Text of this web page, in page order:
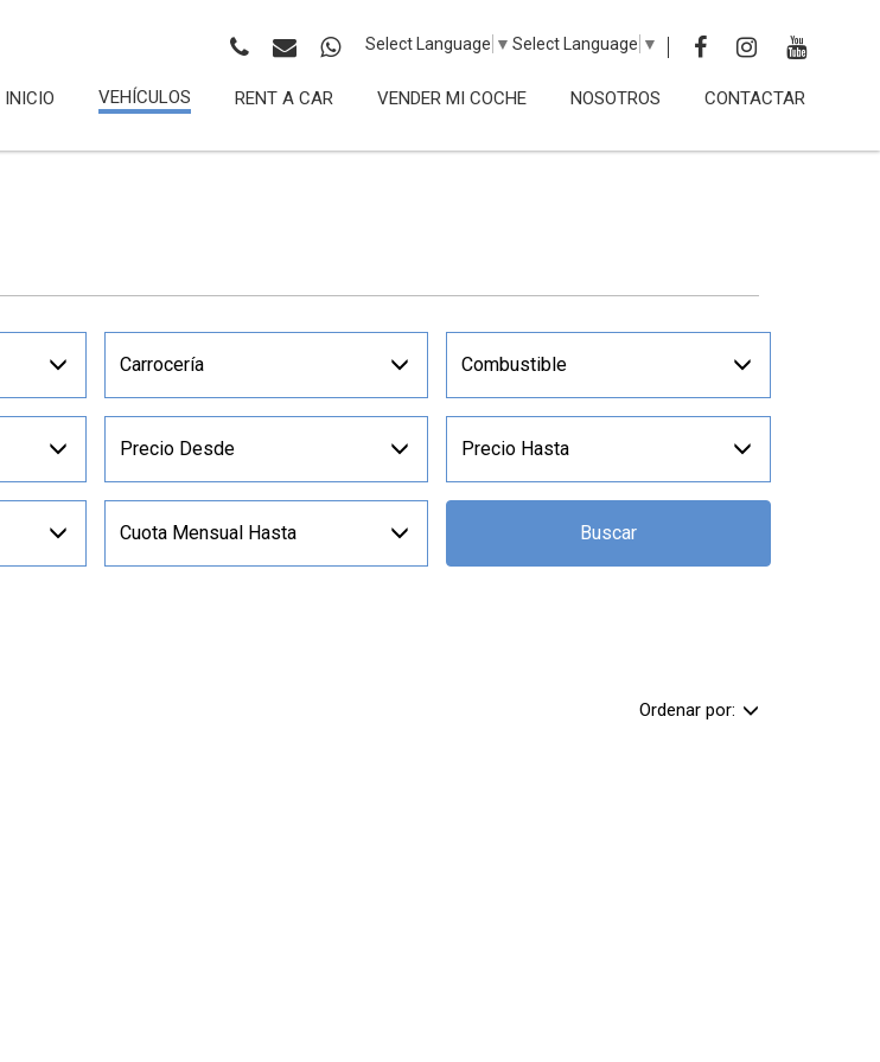
Select Language ▼ Select Language ▼
INICIO VEHÍCULOS RENT A CAR VENDER MI COCHE NOSOTROS CONTACTAR
Carrocería Combustible
Precio Desde Precio Hasta
Cuota Mensual Hasta Buscar
Ordenar por: